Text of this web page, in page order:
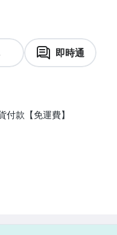
即時通
付款【免運費】